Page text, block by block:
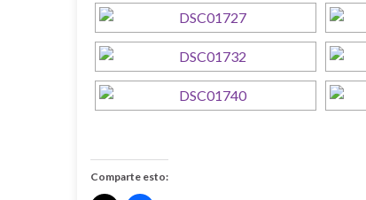
Comparte esto: